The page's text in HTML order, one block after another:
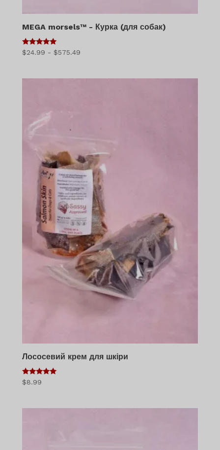
MEGA morsels™ - Курка (для собак)
5
з 5
$24.99 - $575.49Діапазон
Лососевий крем для шкіри
5
з 5
$8.99